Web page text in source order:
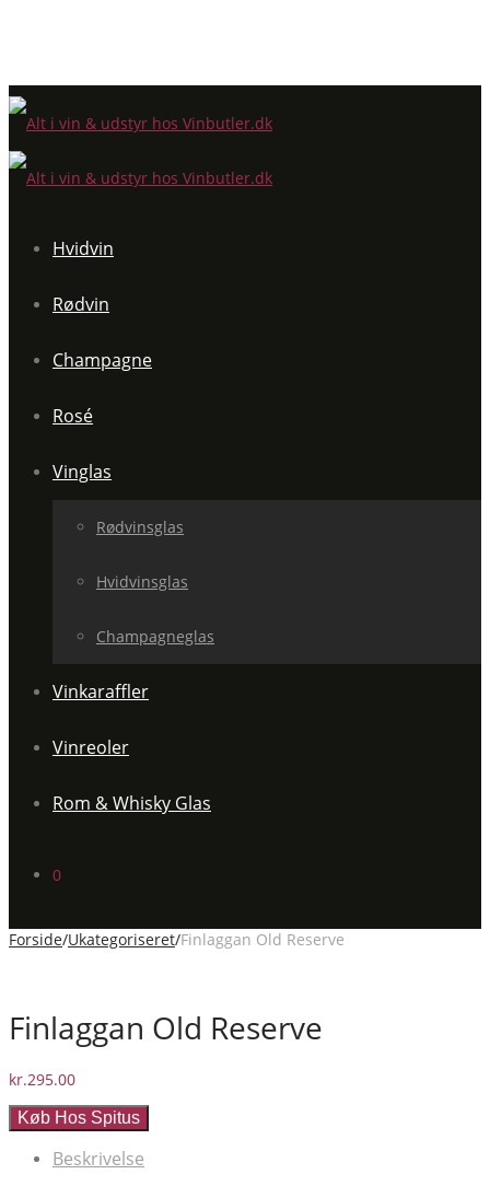
Hvidvin
Rødvin
Champagne
Rosé
Vinglas
Rødvinsglas
Hvidvinsglas
Champagneglas
Vinkaraffler
Vinreoler
Rom & Whisky Glas
0
Forside/Ukategoriseret/Finlaggan Old Reserve
Finlaggan Old Reserve
kr.295.00
Køb Hos Spitus
Beskrivelse